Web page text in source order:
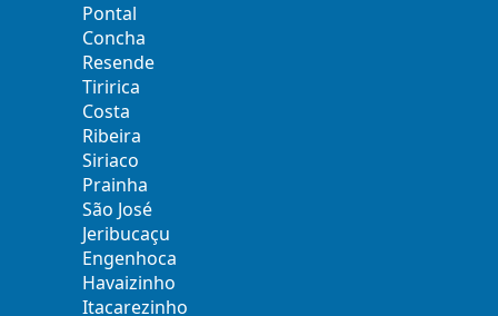
Pontal
Concha
Resende
Tiririca
Costa
Ribeira
Siriaco
Prainha
São José
Jeribucaçu
Engenhoca
Havaizinho
Itacarezinho